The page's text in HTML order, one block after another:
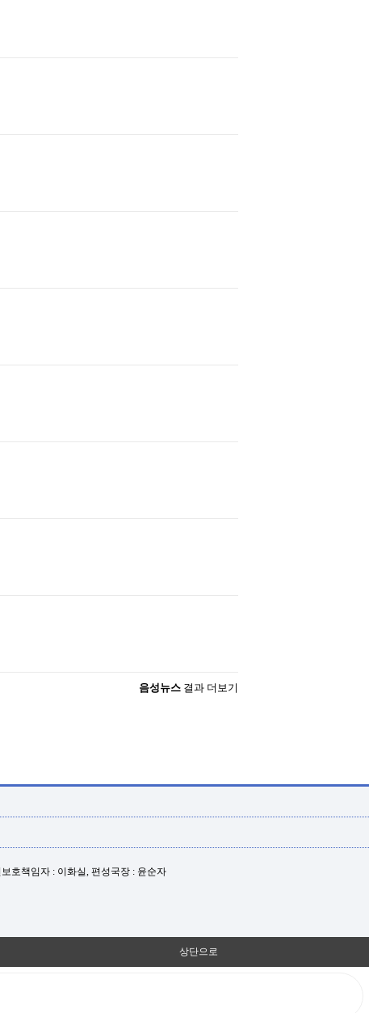
음성뉴스 결과 더보기
호책임자 : 이화실, 편성국장 : 윤순자
상단으로